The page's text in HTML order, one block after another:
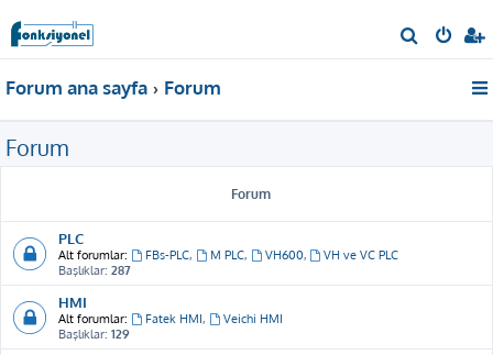
r
Forum ana sayfa Forum
Forum
Forum
PLC
Alt forumlar: FBs-PLC, M PLC, VH600,
VH ve VC PLC
Başlıklar: 287
HMI
Alt forumlar: Fatek HMI,
Veichi HMI
Başlıklar: 129